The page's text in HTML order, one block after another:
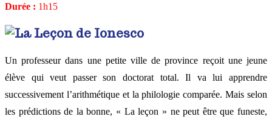
Durée : 1h15
Un professeur dans une petite ville de province reçoit une jeune
élève qui veut passer son doctorat total. Il va lui apprendre
successivement l’arithmétique et la philologie comparée. Mais selon
les prédictions de la bonne, « La leçon » ne peut être que funeste,